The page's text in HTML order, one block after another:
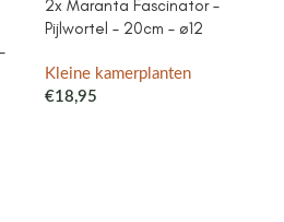
2x Maranta Fascinator –
Pijlwortel – 20cm – ø12
Kleine kamerplanten
€18,95